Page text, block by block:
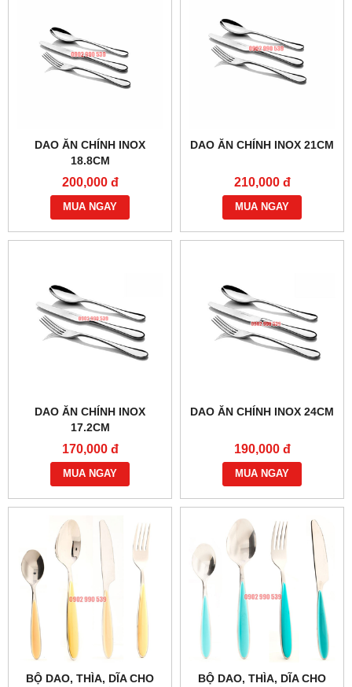
DAO ĂN CHÍNH INOX
18.8CM
200,000 đ
MUA NGAY
DAO ĂN CHÍNH INOX 21CM
210,000 đ
MUA NGAY
DAO ĂN CHÍNH INOX
17.2CM
170,000 đ
MUA NGAY
DAO ĂN CHÍNH INOX 24CM
190,000 đ
MUA NGAY
BỘ DAO, THÌA, DĨA CHO
BỘ DAO, THÌA, DĨA CHO